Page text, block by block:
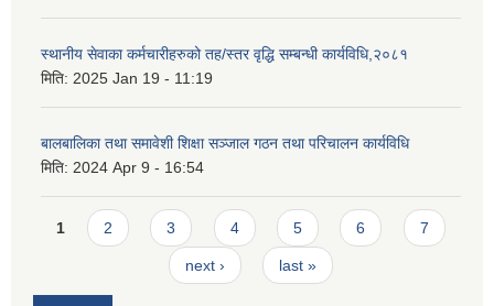
स्थानीय सेवाका कर्मचारीहरुको तह/स्तर वृद्धि सम्बन्धी कार्यविधि,२०८१
मिति: 2025 Jan 19 - 11:19
बालबालिका तथा समावेशी शिक्षा सञ्जाल गठन तथा परिचालन कार्यविधि
मिति: 2024 Apr 9 - 16:54
Pages
1 2 3 4 5 6 7
next › last »